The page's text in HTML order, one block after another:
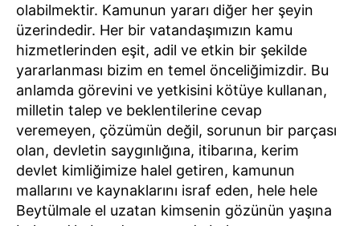
olabilmektir. Kamunun yararı diğer her şeyin
üzerindedir. Her bir vatandaşımızın kamu
hizmetlerinden eşit, adil ve etkin bir şekilde
yararlanması bizim en temel önceliğimizdir. Bu
anlamda görevini ve yetkisini kötüye kullanan,
milletin talep ve beklentilerine cevap
veremeyen, çözümün değil, sorunun bir parçası
olan, devletin saygınlığına, itibarına, kerim
devlet kimliğimize halel getiren, kamunun
mallarını ve kaynaklarını israf eden, hele hele
Beytülmale el uzatan kimsenin gözünün yaşına